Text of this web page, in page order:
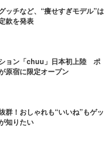
ッチなど、“痩せすぎモデル”は
款を発表
ョン「chuu」日本初上陸 ポ
原宿に限定オープン
群！おしゃれも“いいね”もゲッ
知りたい